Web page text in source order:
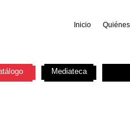
Inicio
Mediateca